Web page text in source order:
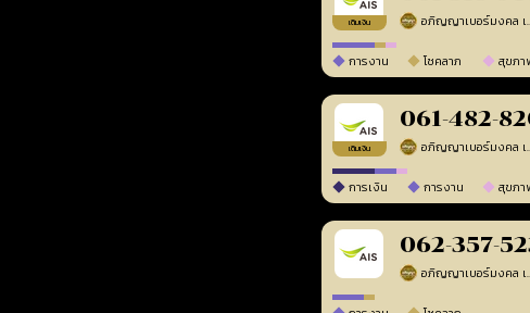
เติมเงิน อภิญญาเบอร์ม
การงาน โชคลาภ สุขภา
เติมเงิน
061-482-
อภิญญาเบอร์ม
การเงิน การงาน สุขภา
062-357-
อภิญญาเบอร์ม